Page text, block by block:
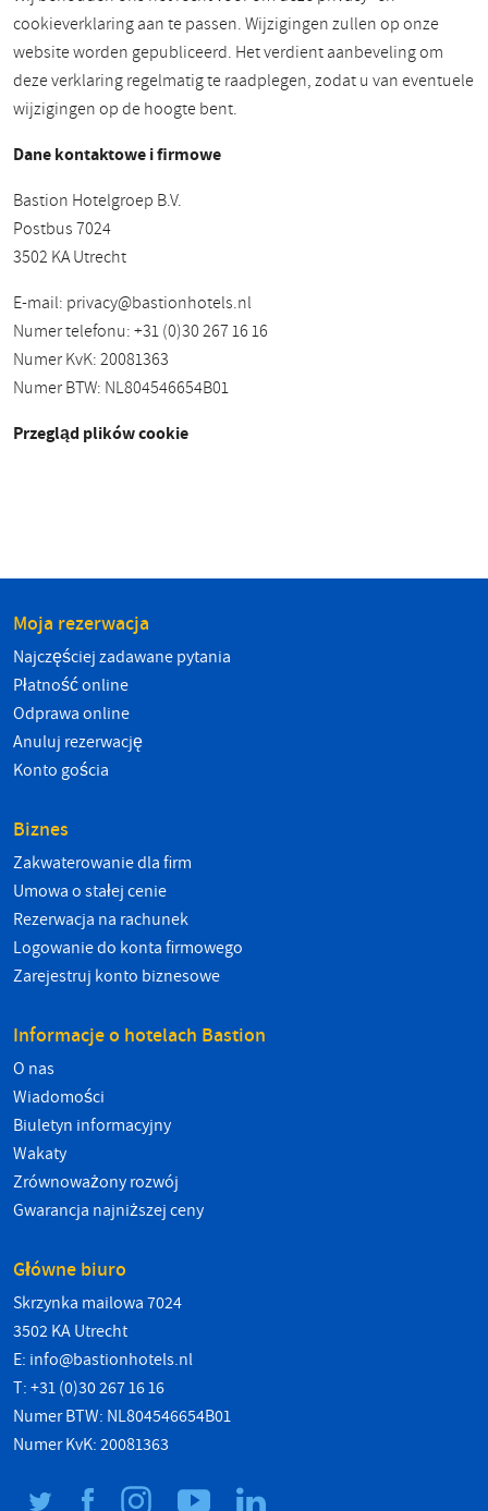
cookieverklaring aan te passen. Wijzigingen zullen op onze
website worden gepubliceerd. Het verdient aanbeveling om
deze verklaring regelmatig te raadplegen, zodat u van eventuele
wijzigingen op de hoogte bent.
Dane kontaktowe i firmowe
Bastion Hotelgroep B.V.
Postbus 7024
3502 KA Utrecht
E-mail: privacy@bastionhotels.nl
Numer telefonu: +31 (0)30 267 16 16
Numer KvK: 20081363
Numer BTW: NL804546654B01
Przegląd plików cookie
Moja rezerwacja
Najczęściej zadawane pytania
Płatność online
Odprawa online
Anuluj rezerwację
Konto gościa
Biznes
Zakwaterowanie dla firm
Umowa o stałej cenie
Rezerwacja na rachunek
Logowanie do konta firmowego
Zarejestruj konto biznesowe
Informacje o hotelach Bastion
O nas
Wiadomości
Biuletyn informacyjny
Wakaty
Zrównoważony rozwój
Gwarancja najniższej ceny
Główne biuro
Skrzynka mailowa 7024
3502 KA Utrecht
E: info@bastionhotels.nl
T: +31 (0)30 267 16 16
Numer BTW: NL804546654B01
Numer KvK: 20081363